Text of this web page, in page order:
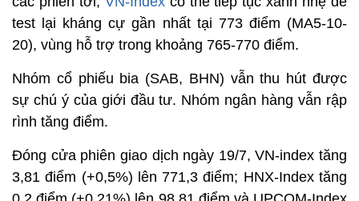
test lại kháng cự gần nhất tại 773 điểm (MA5-10-
20), vùng hỗ trợ trong khoảng 765-770 điểm.
Nhóm cổ phiếu bia (SAB, BHN) vẫn thu hút được
sự chú ý của giới đầu tư. Nhóm ngân hàng vẫn rập
rình tăng điểm.
Đóng cửa phiên giao dịch ngày 19/7, VN-index tăng
3,81 điểm (+0,5%) lên 771,3 điểm; HNX-Index tăng